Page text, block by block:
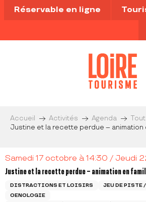
Aller
au
principal
Réservable en ligne
Accueil Activités Agenda
Justine et la recette perdue – animation
Samedi 17 octobre à 14:30 / Jeudi
Justine et la recette perdue – animation en
DISTRACTIONS ET LOISIRS
JEU DE PISTE
OENOLOGIE